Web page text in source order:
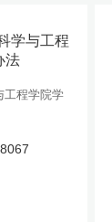
学与工程
法
工程学院学
8067